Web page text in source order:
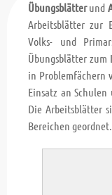
Übungsblätterund
Arbeitsblätter zur
Volks- und
Übungsblätter
in Problemfächern
Einsatz an
Die Arbeitsblätter
Bereichen